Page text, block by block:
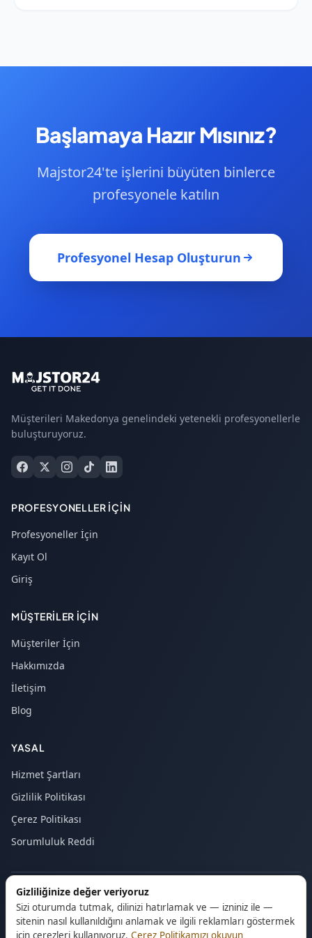
Başlamaya Hazır Mısınız?
Majstor24'te işlerini büyüten binlerce
profesyonele katılın
Profesyonel Hesap Oluşturun
Müşterileri Makedonya genelindeki yetenekli profesyonellerle
buluşturuyoruz.
PROFESYONELLER İÇIN
Profesyoneller İçin
Kayıt Ol
Giriş
MÜŞTERILER İÇIN
Müşteriler İçin
Hakkımızda
İletişim
Blog
YASAL
Hizmet Şartları
Gizlilik Politikası
Çerez Politikası
Sorumluluk Reddi
© 2026 Majstor24. Tüm hakları saklıdır.
Gizliliğinize değer veriyoruz
Sizi oturumda tutmak, dilinizi hatırlamak ve — izniniz ile —
sitenin nasıl kullanıldığını anlamak ve ilgili reklamları göstermek
için çerezleri kullanıyoruz. Çerez Politikamızı okuyun